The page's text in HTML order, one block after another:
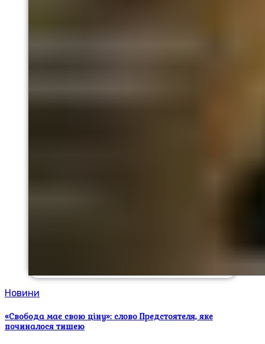
Новини
«Свобода має свою ціну»: слово Предстоятеля, яке
починалося тишею